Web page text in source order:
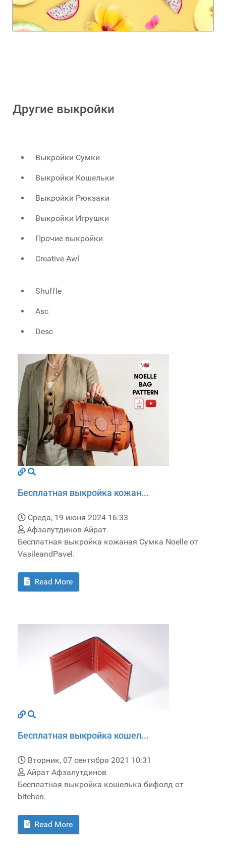
Другие выкройки
Выкройки Сумки
Выкройки Кошельки
Выкройки Рюкзаки
Выкройки Игрушки
Прочие выкройки
Creative Awl
Shuffle
Asc
Desc
Бесплатная выкройка кожан...
Среда, 19 июня 2024 16:33
Афзалутдинов Айрат
Бесплатная выкройка кожаная Сумка Noelle от
VasileandPavel.
Read More
Бесплатная выкройка кошел...
Вторник, 07 сентября 2021 10:31
Айрат Афзалутдинов
Бесплатная выкройка кошелька бифолд от
bitchen.
Read More